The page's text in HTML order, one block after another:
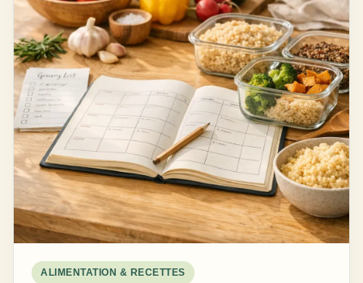
ALIMENTATION & RECETTES